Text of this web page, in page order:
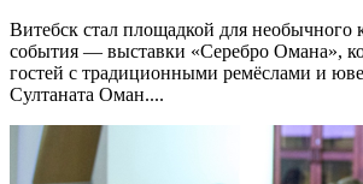
Витебск стал площадкой для необычного
события — выставки «Серебро Омана»,
гостей с традиционными ремёслами и
Султаната Оман....